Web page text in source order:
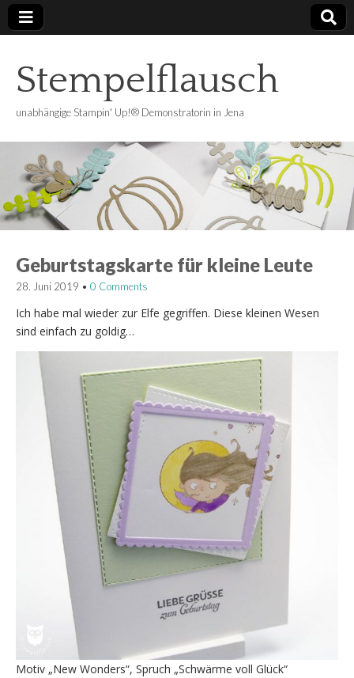
Stempelflausch
unabhängige Stampin' Up!® Demonstratorin in Jena
Geburtstagskarte für kleine Leute
28. Juni 2019 • 0 Comments
Ich habe mal wieder zur Elfe gegriffen. Diese kleinen Wesen
sind einfach zu goldig…
Motiv „New Wonders“, Spruch „Schwärme voll Glück“